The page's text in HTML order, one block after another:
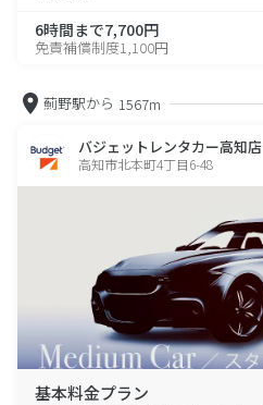
6時間まで7,700円
免責補償制度1,100円
薊野駅から 1567m
バジェットレンタカー高知店
高知市北本町4丁目6-48
基本料金プラン